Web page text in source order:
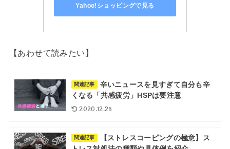
Yahoo!ショッピングで見る
【あわせて読みたい】
関連記事
辛いニュースを見すぎて自分も辛
くなる「共感疲労」HSPは要注意
2020.12.25
関連記事
【ストレスコーピングの極意】ス